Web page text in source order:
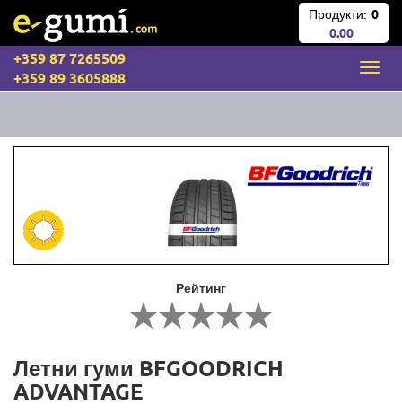
Продукти: 0
0.00
+359 87 7265509
+359 89 3605888
Рейтинг
Летни гуми BFGOODRICH
ADVANTAGE